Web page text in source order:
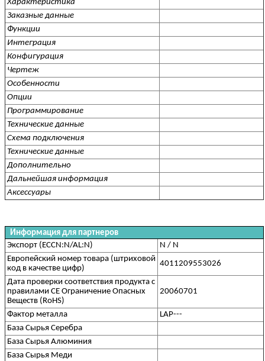
Характеристика
Заказные данные
Функции
Интеграция
Конфигурация
Чертеж
Особенности
Опции
Программирование
Технические данные
Схема подключения
Технические данные
Дополнительно
Дальнейшая информация
Аксессуары
Информация для партнеров
Экспорт (ECCN:N/AL:N)
N / N
Европейский номер товара (штриховой
код в качестве цифр)
4011209553026
Дата проверки соответствия продукта с
правилами CE Ограничение Опасных
Веществ (RoHS)
20060701
Фактор металла
LAP---
База Сырья Серебра
База Сырья Алюминия
База Сырья Меди